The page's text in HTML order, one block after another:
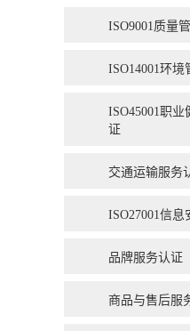
ISO9001质量
ISO14001环境
ISO45001职
证
交通运输服务
ISO27001信
品牌服务认证
商品与售后服